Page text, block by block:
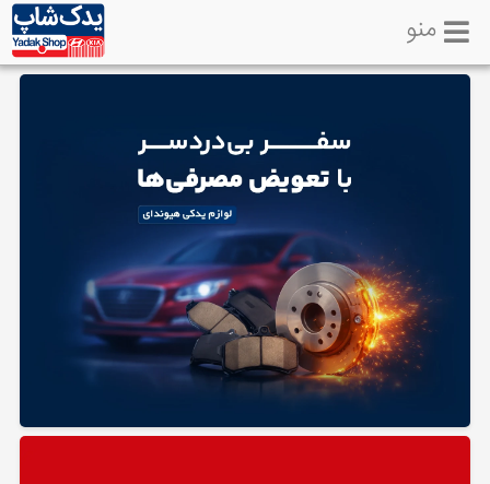
لوازم
منو